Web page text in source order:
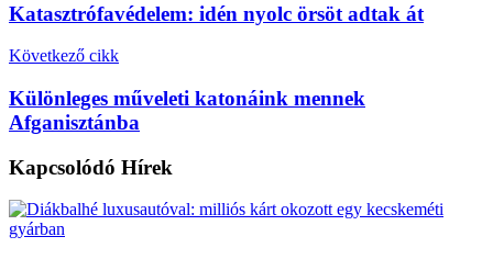
Katasztrófavédelem: idén nyolc örsöt adtak át
Következő cikk
Különleges műveleti katonáink mennek
Afganisztánba
Kapcsolódó Hírek